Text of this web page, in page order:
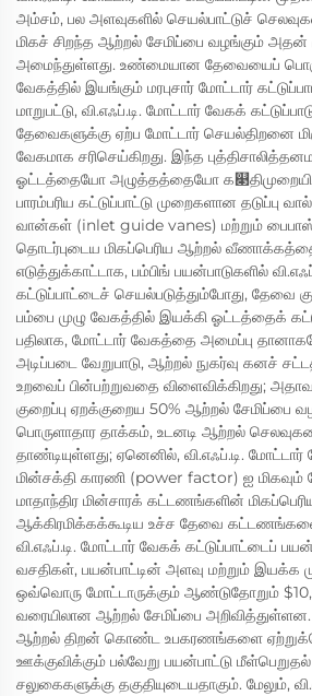
அம்சம், பல அளவுகளில் செயல்பாட்டுச்
மிகச் சிறந்த ஆற்றல் சேமிப்பை வழங்கும் அதன்
அமைந்துள்ளது. உண்மையான தேவையைப்
வேகத்தில் இயங்கும் மரபுசார் மோட்டார்
மாறுபட்டு, வி.எஃப்.டி. மோட்டார் வேகக்
தேவைகளுக்கு ஏற்ப மோட்டார் செயல்திறனை
வேகமாக சரிசெய்கிறது. இந்த
ஓட்டத்தையோ அழுத்தத்தையோ க௃திமுறையில்
பாரம்பரிய கட்டுப்பாட்டு முறைகளான தடுப்பு
வான்கள் (inlet guide vanes) மற்றும்
தொடர்புடைய மிகப்பெரிய ஆற்றல் வீணாக்கத்தை
எடுத்துக்காட்டாக, பம்பிங் பயன்பாடுகளில்
கட்டுப்பாட்டைச் செயல்படுத்தும்போது, தேவை
பம்பை முழு வேகத்தில் இயக்கி ஓட்டத்தைக்
பதிலாக, மோட்டார் வேகத்தை அமைப்பு
அடிப்படை வேறுபாடு, ஆற்றல் நுகர்வு கனச்
உறவைப் பின்பற்றுவதை விளைவிக்கிறது;
குறைப்பு ஏறக்குறைய 50% ஆற்றல் சேமிப்பை
பொருளாதார தாக்கம், உடனடி ஆற்றல்
தாண்டியுள்ளது; ஏனெனில், வி.எஃப்.டி. மோட்டார்
மின்சக்தி காரணி (power factor) ஐ மிகவும்
மாதாந்திர மின்சாரக் கட்டணங்களின்
ஆக்கிரமிக்கக்கூடிய உச்ச தேவை
வி.எஃப்.டி. மோட்டார் வேகக் கட்டுப்பாட்டைப்
வசதிகள், பயன்பாட்டின் அளவு மற்றும் இயக்க
ஒவ்வொரு மோட்டாருக்கும் ஆண்டுதோறும்
வரையிலான ஆற்றல் சேமிப்பை
ஆற்றல் திறன் கொண்ட உபகரணங்களை
ஊக்குவிக்கும் பல்வேறு பயன்பாட்டு
சலுகைகளுக்கு தகுதியுடையதாகும். மேலும்,